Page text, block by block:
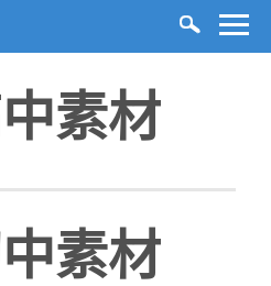
素材
素材